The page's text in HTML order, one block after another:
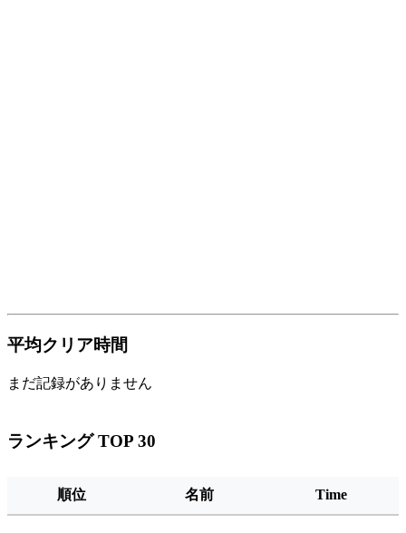
平均クリア時間
まだ記録がありません
ランキング TOP 30
順位 名前 Time